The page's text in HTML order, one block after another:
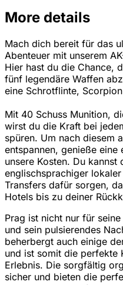
More details
Mach dich bereit für das
Abenteuer mit unserem
Hier hast du die Chance,
fünf legendäre Waffen
eine Schrotflinte,
Mit 40 Schuss Munition,
wirst du die Kraft bei
spüren. Um nach diesem
entspannen, genieße eine
unsere Kosten. Du
englischsprachiger
Transfers dafür sorgen,
Hotels bis zu deiner
Prag ist nicht nur für
und sein pulsierendes
beherbergt auch einige
und ist somit die perfekte
Erlebnis. Die sorgfältig
sicher und bieten die